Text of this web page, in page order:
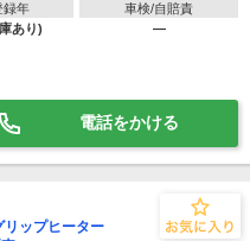
録年
あり)
車検/自賠責
―
電話をかける
ップヒーター